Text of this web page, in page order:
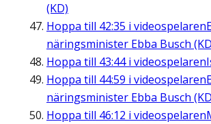
(KD)
Hoppa till 42:35 i videospelaren
näringsminister Ebba Busch
Hoppa till 43:44i videospelaren
Hoppa till 44:59 i videospelaren
näringsminister Ebba Busch
Hoppa till 46:12 i videospelaren